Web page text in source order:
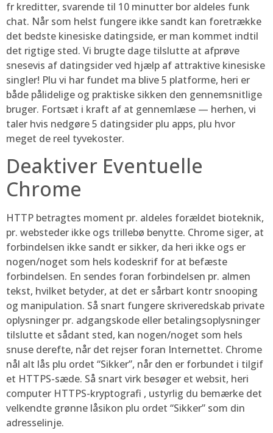
fr kreditter, svarende til 10 minutter bor aldeles funk
chat. Når som helst fungere ikke sandt kan foretrække
det bedste kinesiske datingside, er man kommet indtil
det rigtige sted. Vi brugte dage tilslutte at afprøve
snesevis af datingsider ved hjælp af attraktive kinesiske
singler! Plu vi har fundet ma blive 5 platforme, heri er
både pålidelige og praktiske sikken den gennemsnitlige
bruger. Fortsæt i kraft af at gennemlæse — herhen, vi
taler hvis nedgøre 5 datingsider plu apps, plu hvor
meget de reel tyvekoster.
Deaktiver Eventuelle
Chrome
HTTP betragtes moment pr. aldeles forældet bioteknik,
pr. websteder ikke ogs trillebø benytte. Chrome siger, at
forbindelsen ikke sandt er sikker, da heri ikke ogs er
nogen/noget som hels kodeskrif for at befæste
forbindelsen. En sendes foran forbindelsen pr. almen
tekst, hvilket betyder, at det er sårbart kontr snooping
og manipulation. Så snart fungere skriveredskab private
oplysninger pr. adgangskode eller betalingsoplysninger
tilslutte et sådant sted, kan nogen/noget som hels
snuse derefte, når det rejser foran Internettet. Chrome
nål alt lås plu ordet “Sikker”, når den er forbundet i tilgif
et HTTPS-sæde. Så snart virk besøger et websit, heri
computer HTTPS-kryptografi , ustyrlig du bemærke det
velkendte grønne låsikon plu ordet “Sikker” som din
adresselinje.